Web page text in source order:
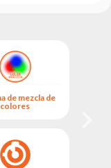
de mezcla de
colores